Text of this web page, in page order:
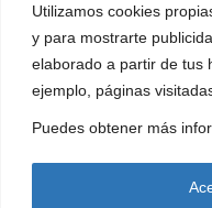
Utilizamos cookies
y para mostrarte
elaborado a partir de tus
ejemplo, páginas
Puedes obtener más
Horario:De Lunes a
horas
Tlf: 91 689 72 13 /